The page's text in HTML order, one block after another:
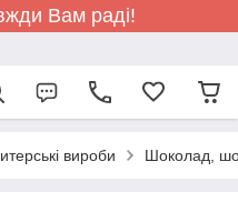
Вам раді!
вироби Шоколад,